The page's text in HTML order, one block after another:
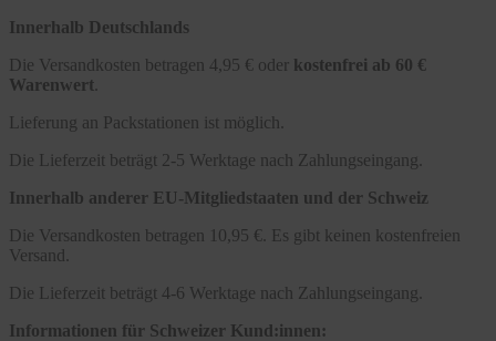
Innerhalb Deutschlands
Die Versandkosten betragen 4,95 € oder kostenfrei ab 60 €
Warenwert
Lieferung an Packstationen ist möglich.
Die Lieferzeit beträgt 2-5 Werktage nach Zahlungseingang.
Innerhalb anderer EU-Mitgliedstaaten und der Schweiz
Die Versandkosten betragen 10,95 €. Es gibt keinen kostenfreien
Versand.
Die Lieferzeit beträgt 4-6 Werktage nach Zahlungseingang.
Informationen für Schweizer Kund:innen: